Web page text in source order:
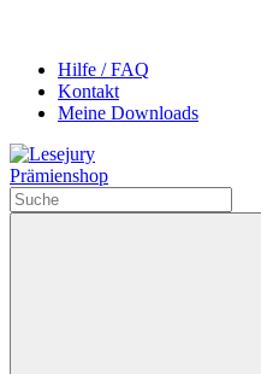
Hilfe / FAQ
Kontakt
Meine Downloads
Prämienshop